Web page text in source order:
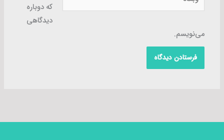
که دوباره
دیدگاهی
می‌نویسم.